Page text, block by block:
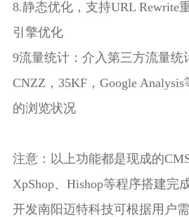
8.静态优化，支持URL Rewrite
引擎优化
9流量统计：介入第三方流量统
CNZZ，35KF，Google
的浏览状况
注意：以上功能都是现成的CMS
XpShop、Hishop等程序搭建完
开发南阳迈特科技可根据用户